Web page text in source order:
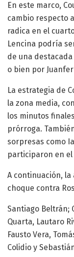
En este marco,
cambio respecto
radica en el
Lencina podría
de una
o bien por
La estrategia de
la zona media,
los minutos
prórroga.
sorpresas como
participaron en
A continuación,
choque contra
Santiago Beltrán;
Quarta, Lautaro
Fausto Vera,
Colidio y